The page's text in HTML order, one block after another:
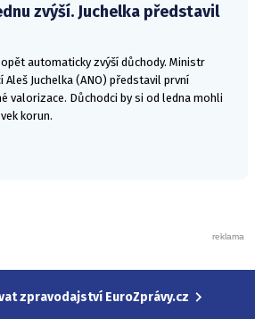
zvýší. Juchelka představil
automaticky zvýší důchody. Ministr
Aleš Juchelka (ANO) představil první
valorizace. Důchodci by si od ledna mohli
korun.
zpravodajství EuroZprávy.cz